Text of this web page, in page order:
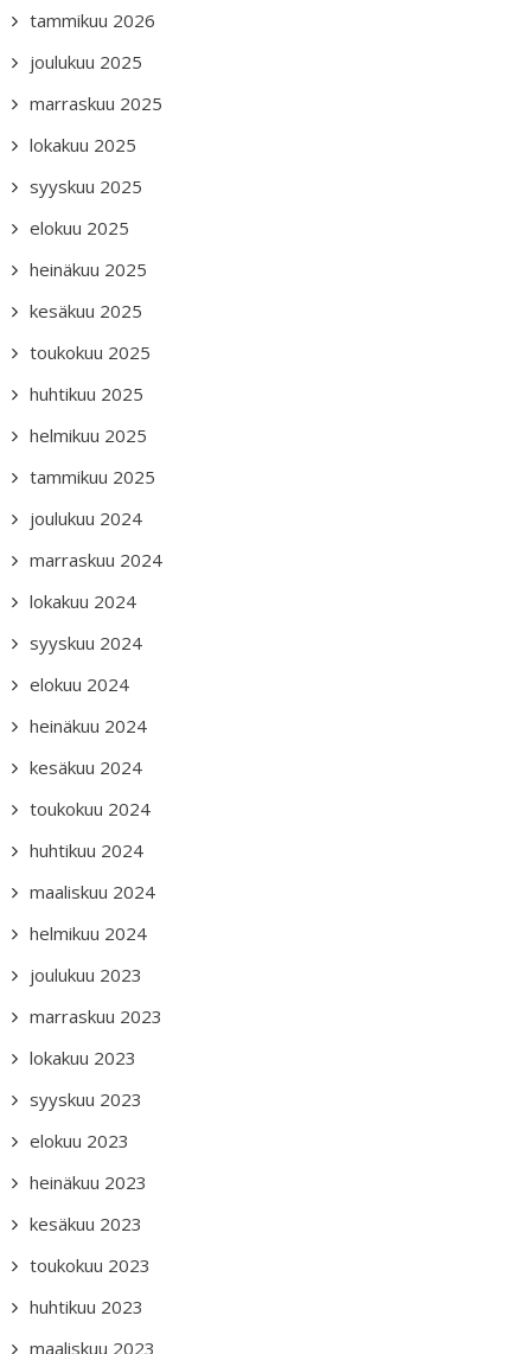
tammikuu 2026
joulukuu 2025
marraskuu 2025
lokakuu 2025
syyskuu 2025
elokuu 2025
heinäkuu 2025
kesäkuu 2025
toukokuu 2025
huhtikuu 2025
helmikuu 2025
tammikuu 2025
joulukuu 2024
marraskuu 2024
lokakuu 2024
syyskuu 2024
elokuu 2024
heinäkuu 2024
kesäkuu 2024
toukokuu 2024
huhtikuu 2024
maaliskuu 2024
helmikuu 2024
joulukuu 2023
marraskuu 2023
lokakuu 2023
syyskuu 2023
elokuu 2023
heinäkuu 2023
kesäkuu 2023
toukokuu 2023
huhtikuu 2023
maaliskuu 2023